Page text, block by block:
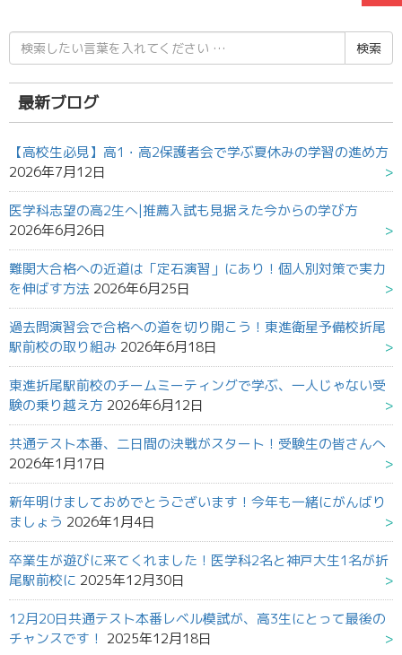
検
索
結
果:
最新ブログ
【高校生必見】高1・高2保護者会で学ぶ夏休みの学習の進め方
2026年7月12日
医学科志望の高2生へ|推薦入試も見据えた今からの学び方
2026年6月26日
難関大合格への近道は「定石演習」にあり！個人別対策で実力
を伸ばす方法 2026年6月25日
過去問演習会で合格への道を切り開こう！東進衛星予備校折尾
駅前校の取り組み 2026年6月18日
東進折尾駅前校のチームミーティングで学ぶ、一人じゃない受
験の乗り越え方 2026年6月12日
共通テスト本番、二日間の決戦がスタート！受験生の皆さんへ
2026年1月17日
新年明けましておめでとうございます！今年も一緒にがんばり
ましょう 2026年1月4日
卒業生が遊びに来てくれました！医学科2名と神戸大生1名が折
尾駅前校に 2025年12月30日
12月20日共通テスト本番レベル模試が、高3生にとって最後の
チャンスです！ 2025年12月18日